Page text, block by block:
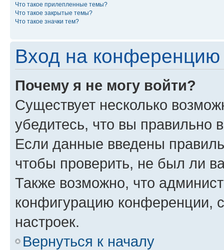
Что такое прилепленные темы?
Что такое закрытые темы?
Что такое значки тем?
Вход на конференцию
Почему я не могу войти?
Существует несколько
убедитесь, что вы правильно
Если данные введены
чтобы проверить, не был ли
Также возможно, что
конфигурацию конференции,
настроек.
Вернуться к началу